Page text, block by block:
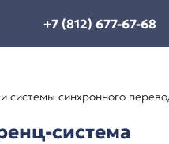
+7 (812) 677-67-68
системы синхронного
система